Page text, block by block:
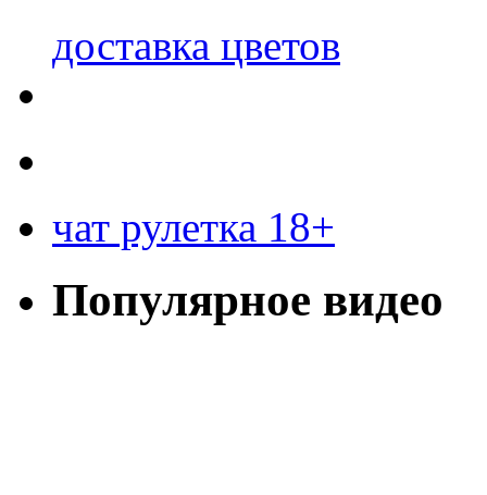
доставка цветов
чат рулетка 18+
Популярное видео